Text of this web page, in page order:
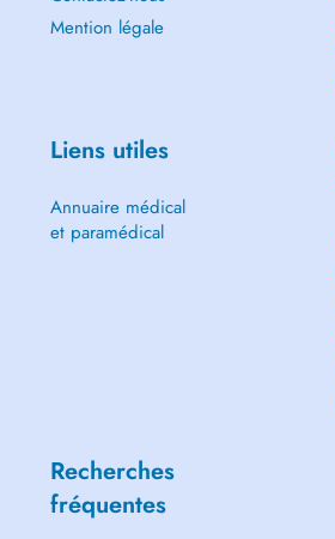
Mention légale
Liens utiles
Annuaire médical
et paramédical
Recherches
fréquentes